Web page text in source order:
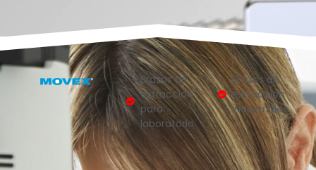
Brazos de
extracción
para
laboratorio
Brazos de
extracción
industriales